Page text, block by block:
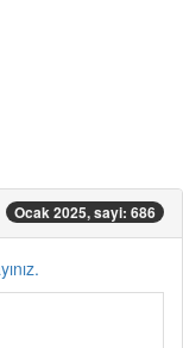
Ocak 2025, sayi: 686